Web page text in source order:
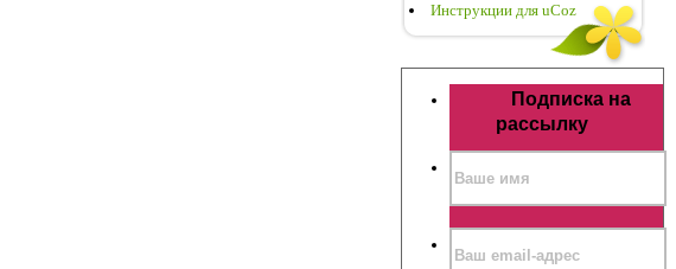
Инструкции для uCoz
Подписка на
рассылку